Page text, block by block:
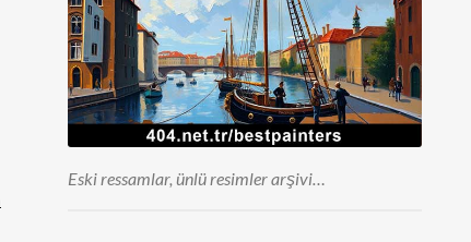
Eski ressamlar, ünlü resimler arşivi…